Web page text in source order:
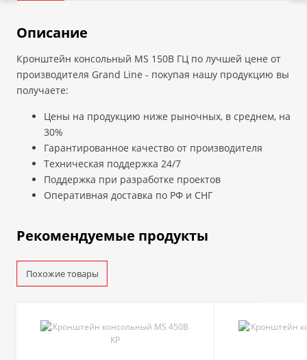
Описание
Кронштейн консольный MS 150B ГЦ по лучшей цене от
производителя Grand Line - покупая нашу продукцию вы
получаете:
Цены на продукцию ниже рыночных, в среднем, на
30%
Гарантированное качество от производителя
Техническая поддержка 24/7
Поддержка при разработке проектов
Оперативная доставка по РФ и СНГ
Рекомендуемые продукты
Похожие товары